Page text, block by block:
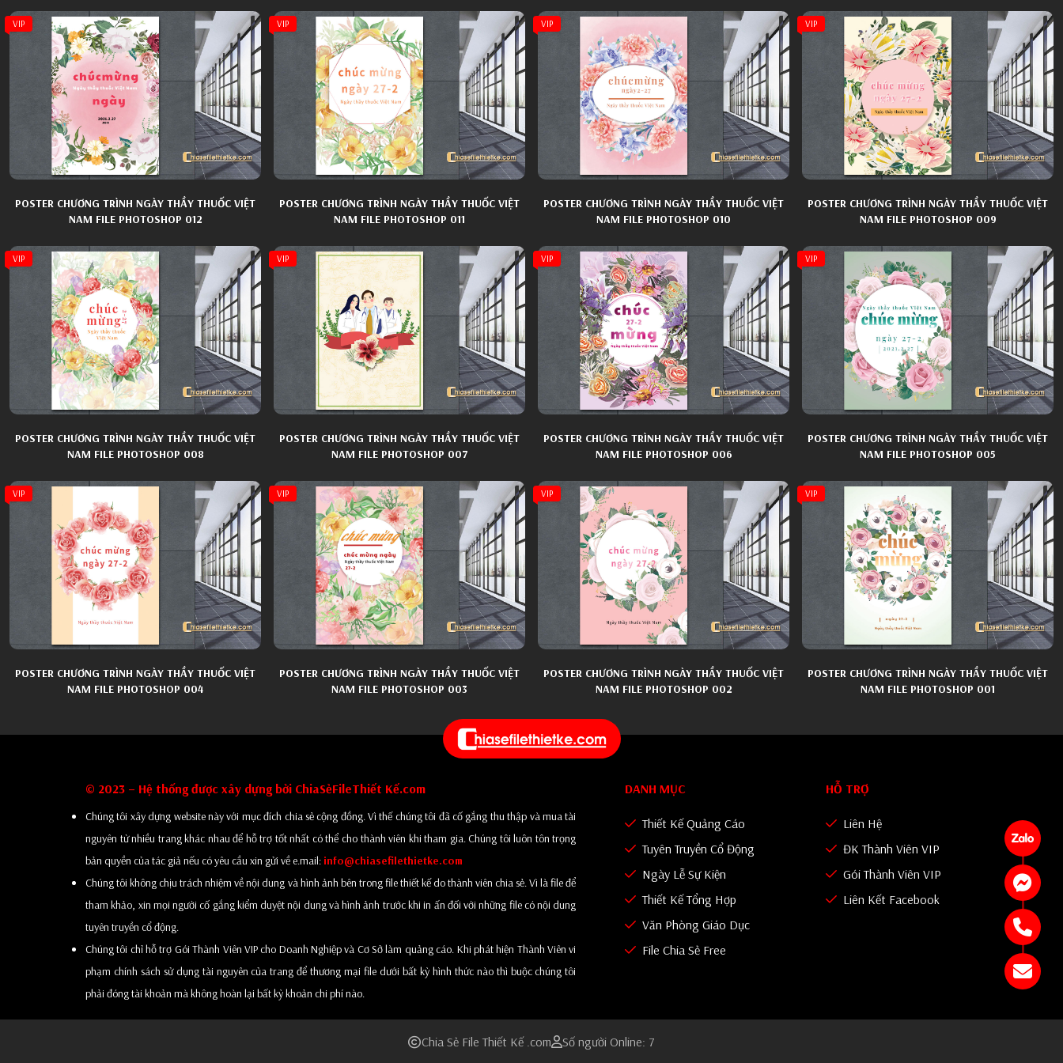
VIP
POSTER CHƯƠNG TRÌNH NGÀY THẦY THUỐC VIỆT
NAM FILE PHOTOSHOP 012
VIP
POSTER CHƯƠNG TRÌNH NGÀY THẦY THUỐC VIỆT
NAM FILE PHOTOSHOP 011
VIP
POSTER CHƯƠNG TRÌNH NGÀY THẦY THUỐC VIỆT
NAM FILE PHOTOSHOP 010
VIP
POSTER CHƯƠNG TRÌNH NGÀY THẦY THUỐC VIỆT
NAM FILE PHOTOSHOP 009
VIP
POSTER CHƯƠNG TRÌNH NGÀY THẦY THUỐC VIỆT
NAM FILE PHOTOSHOP 008
VIP
POSTER CHƯƠNG TRÌNH NGÀY THẦY THUỐC VIỆT
NAM FILE PHOTOSHOP 007
VIP
POSTER CHƯƠNG TRÌNH NGÀY THẦY THUỐC VIỆT
NAM FILE PHOTOSHOP 006
VIP
POSTER CHƯƠNG TRÌNH NGÀY THẦY THUỐC VIỆT
NAM FILE PHOTOSHOP 005
VIP
POSTER CHƯƠNG TRÌNH NGÀY THẦY THUỐC VIỆT
NAM FILE PHOTOSHOP 004
VIP
POSTER CHƯƠNG TRÌNH NGÀY THẦY THUỐC VIỆT
NAM FILE PHOTOSHOP 003
VIP
POSTER CHƯƠNG TRÌNH NGÀY THẦY THUỐC VIỆT
NAM FILE PHOTOSHOP 002
VIP
POSTER CHƯƠNG TRÌNH NGÀY THẦY THUỐC VIỆT
NAM FILE PHOTOSHOP 001
© 2023 – Hệ thống được xây dựng bởi ChiaSẻFileThiết Kế.com
Chúng tôi xây dựng website này với mục đích chia sẻ cộng đồng. Vì thế chúng tôi đã cố gắng thu thập và mua tài
nguyên từ nhiều trang khác nhau để hỗ trợ tốt nhất có thể cho thành viên khi tham gia. Chúng tôi luôn tôn trọng
bản quyền của tác giả nếu có yêu cầu xin gửi về e.mail: info@chiasefilethietke.com
Chúng tôi không chịu trách nhiệm về nội dung và hình ảnh bên trong file thiết kế do thành viên chia sẻ. Vì là file để
tham khảo, xin mọi người cố gắng kiểm duyệt nội dung và hình ảnh trước khi in ấn đối với những file có nội dung
tuyên truyền cổ động.
Chúng tôi chỉ hỗ trợ Gói Thành Viên VIP cho Doanh Nghiệp và Cơ Sở làm quảng cáo. Khi phát hiện Thành Viên vi
phạm chính sách sử dụng tài nguyên của trang để thương mại file dưới bất kỳ hình thức nào thì buộc chúng tôi
phải đóng tài khoản mà không hoàn lại bất kỳ khoản chi phí nào.
DANH MỤC
Thiết Kế Quảng Cáo
Tuyên Truyền Cổ Động
Ngày Lễ Sự Kiện
Thiết Kế Tổng Hợp
Văn Phòng Giáo Dục
File Chia Sẻ Free
HỖ TRỢ
Liên Hệ
ĐK Thành Viên VIP
Gói Thành Viên VIP
Liên Kết Facebook
Chia Sẻ File Thiết Kế .com Số người Online: 7